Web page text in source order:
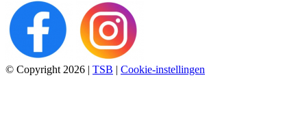
© Copyright 2026 | TSB | Cookie-instellingen